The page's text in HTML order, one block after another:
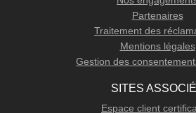
Partenaires
Traitement des
Mentions légales
Gestion des
SITES
Espace client